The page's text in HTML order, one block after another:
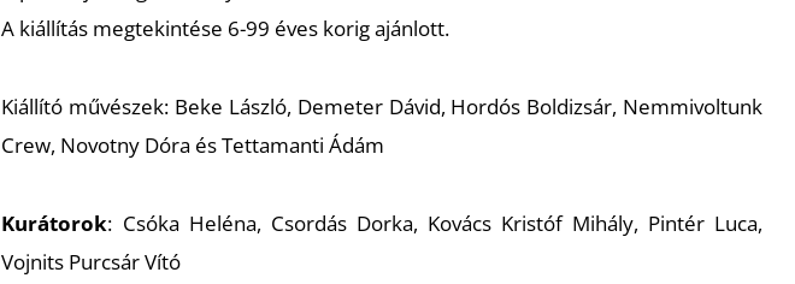
A kiállítás megtekintése 6­-99 éves korig ajánlott.
Kiállító művészek: Beke László, Demeter Dávid, Hordós Boldizsár, Nemmivoltunk
Crew, Novotny Dóra és Tettamanti Ádám
Kurátorok: Csóka Heléna, Csordás Dorka, Kovács Kristóf Mihály, Pintér Luca,
Vojnits­ Purcsár Vító